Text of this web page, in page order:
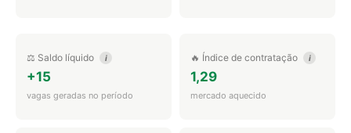
⚖️ Saldo líquido i
+15
vagas geradas no período
🔥 Índice de contratação i
1,29
mercado aquecido